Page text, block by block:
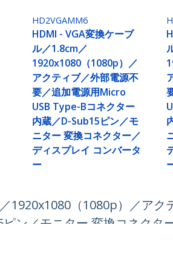
HD2VGAMM6
HDMI - VGA変換ケーブ
ル／1.8cm／
1920x1080（1080p）／
アクティブ／外部電源不
要／追加電源用Micro
USB Type-Bコネクター
内蔵／D-Sub15ピン／モ
ニター 変換コネクター／
ディスプレイ コンバータ
ー
1920x1080（1080p）／ア
ン／モニター 変換コネクタ